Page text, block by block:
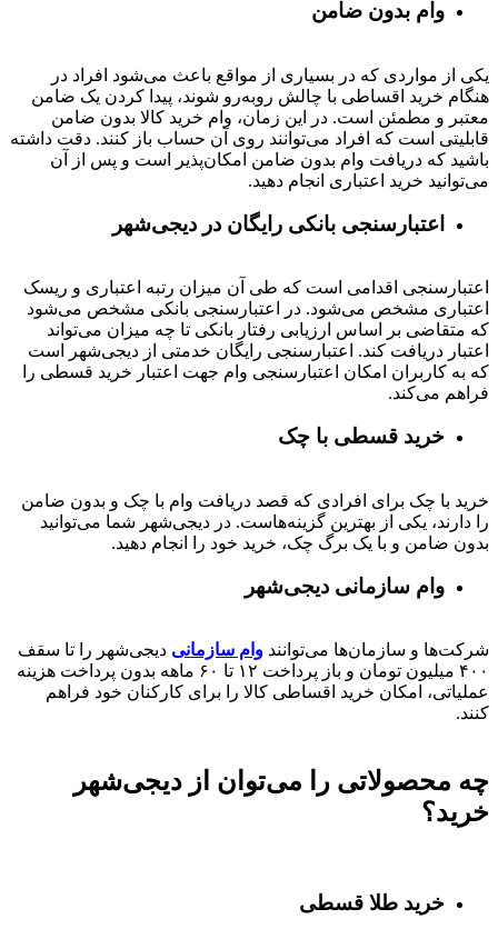
وام بدون ضامن
یکی از مواردی که در بسیاری از مواقع باعث می‌شود افراد در
هنگام خرید اقساطی با چالش روبه‌رو شوند، پیدا کردن یک ضامن
معتبر و مطمئن است. در این زمان، وام خرید کالا بدون ضامن
قابلیتی است که افراد می‌توانند روی آن حساب باز کنند. دقت داشته
باشید که دریافت وام بدون ضامن امکان‌پذیر است و پس از آن
می‌توانید خرید اعتباری انجام دهید.
اعتبارسنجی بانکی رایگان در دیجی‌شهر
اعتبارسنجی اقدامی است که طی آن میزان رتبه اعتباری و ریسک
اعتباری مشخص می‌شود. در اعتبارسنجی بانکی مشخص می‌شود
که متقاضی بر اساس ارزیابی رفتار بانکی تا چه میزان می‌تواند
اعتبار دریافت کند. اعتبارسنجی رایگان خدمتی از دیجی‌شهر است
که به کاربران امکان اعتبارسنجی وام جهت اعتبار خرید قسطی را
فراهم می‌کند.
خرید قسطی با چک
خرید با چک برای افرادی که قصد دریافت وام با چک و بدون ضامن
را دارند، یکی از بهترین گزینه‌هاست. در دیجی‌شهر شما می‌توانید
بدون ضامن و با یک برگ چک، خرید خود را انجام دهید.
وام سازمانی دیجی‌شهر
شرکت‌ها و سازمان‌ها می‌توانند وام سازمانی دیجی‌شهر را تا سقف
۴۰۰ میلیون تومان و باز پرداخت ۱۲ تا ۶۰
ماهه بدون پرداخت هزینه
عملیاتی، امکان خرید اقساطی کالا را برای کارکنان خود فراهم
کنند.
چه محصولاتی را می‌توان از دیجی‌شهر
خرید؟
خرید طلا قسطی